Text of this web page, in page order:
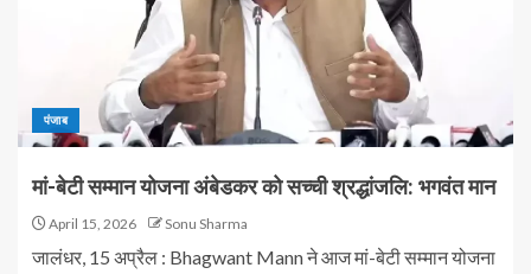
पंजाब
मां-बेटी सम्मान योजना अंबेडकर को सच्ची श्रद्धांजलि: भगवंत मान
April 15, 2026 Sonu Sharma
जालंधर, 15 अप्रैल : Bhagwant Mann ने आज मां-बेटी सम्मान योजना